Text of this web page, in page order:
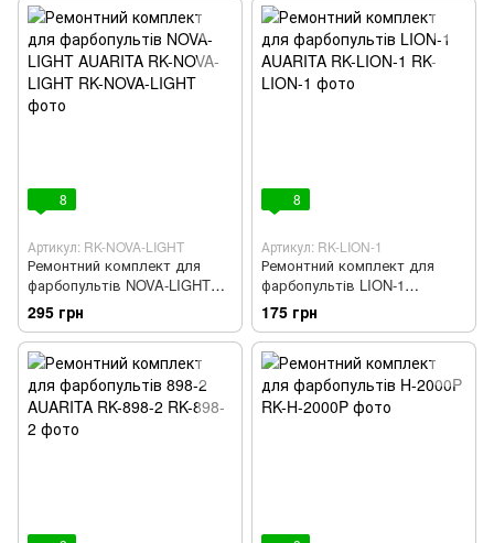
8
Артикул: RK-NOVA-LIGHT
Ремонтний комплект для
фарбопультів NOVA-LIGHT
AUARITA RK-NOVA-LIGHT
295 грн
8
Артикул: RK-LION-1
Ремонтний комплект для
фарбопультів LION-1
AUARITA RK-LION-1
175 грн